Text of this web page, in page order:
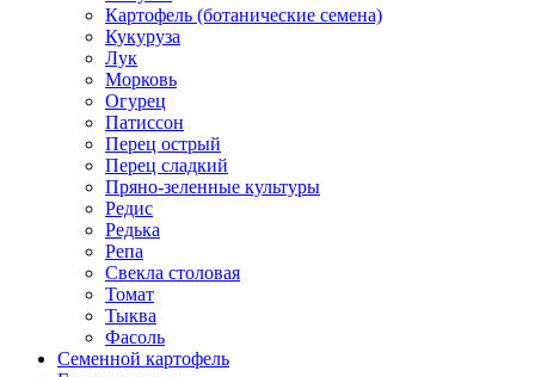
Картофель (ботанические семена)
Кукуруза
Лук
Морковь
Огурец
Патиссон
Перец острый
Перец сладкий
Пряно-зеленные культуры
Редис
Редька
Репа
Свекла столовая
Томат
Тыква
Фасоль
Семенной картофель